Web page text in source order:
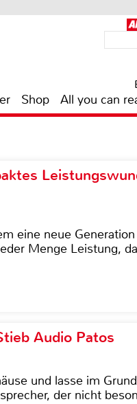
Shop All you can
eine neue
Menge Leistung,
Audio Patos
und lasse im
der nicht